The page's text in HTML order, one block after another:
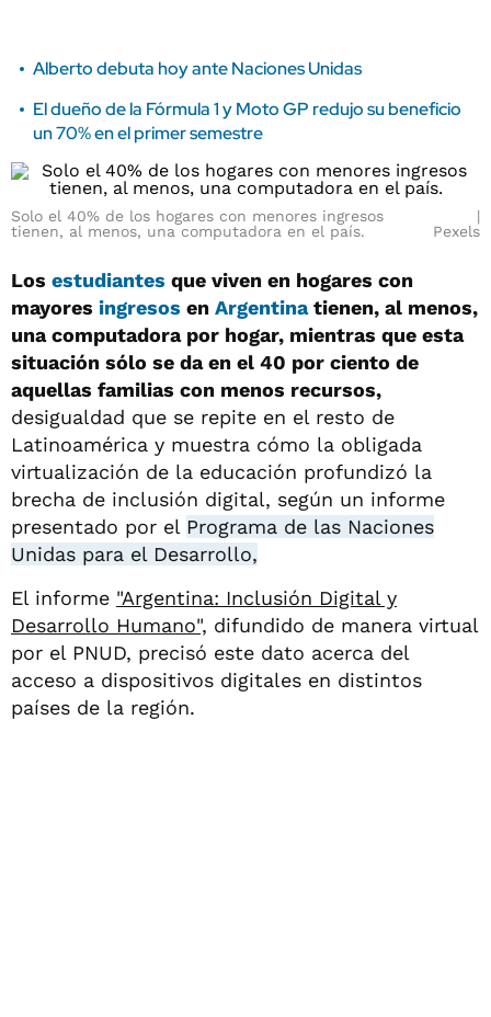
Alberto debuta hoy ante Naciones Unidas
El dueño de la Fórmula 1 y Moto GP redujo su beneficio
un 70% en el primer semestre
Solo el 40% de los hogares con menores ingresos
tienen, al menos, una computadora en el país.
Pexels
Los estudiantes que viven en hogares con
mayores ingresos en Argentinatienen, al menos,
una computadora por hogar, mientras que esta
situación sólo se da en el 40 por ciento de
aquellas familias con menos recursos,
desigualdad que se repite en el resto de
Latinoamérica y muestra cómo la obligada
virtualización de la educación profundizó la
brecha de inclusión digital, según un informe
presentado por el Programa de las Naciones
Unidas para el Desarrollo,
El informe "Argentina: Inclusión Digital y
Desarrollo Humano", difundido de manera virtual
por el PNUD, precisó este dato acerca del
acceso a dispositivos digitales en distintos
países de la región.